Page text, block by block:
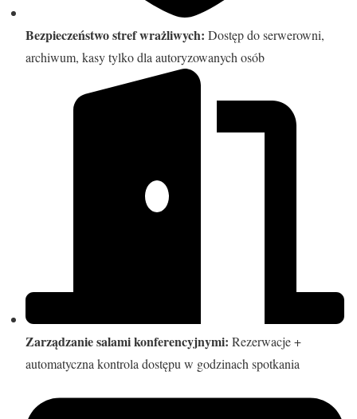
Bezpieczeństwo stref wrażliwych: Dostęp do serwerowni,
archiwum, kasy tylko dla autoryzowanych osób
Zarządzanie salami konferencyjnymi: Rezerwacje +
automatyczna kontrola dostępu w godzinach spotkania